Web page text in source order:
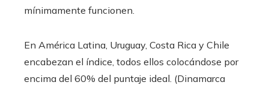
mínimamente funcionen.
En América Latina, Uruguay, Costa Rica y Chile
encabezan el índice, todos ellos colocándose por
encima del 60% del puntaje ideal. (Dinamarca